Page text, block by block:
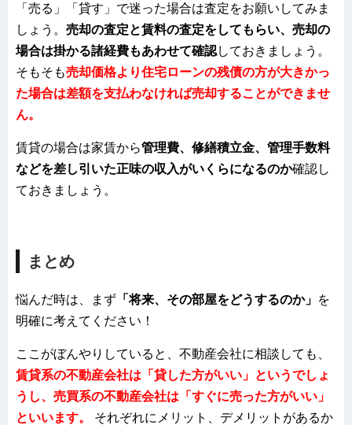
「売る」「貸す」で迷った場合は査定をお願いしてみま
しょう。 売却の査定と賃料の査定をしてもらい、売却の
場合は掛かる諸経費もあわせて確認しておきましょう。
そもそも売却価格より住宅ローンの残債の方が大きかっ
た場合は差額を支払わなければ売却することができませ
ん。
賃貸の場合は家賃から管理費、修繕積立金、管理手数料
などを差し引いた正味の収入がいくらになるのか確認し
ておきましょう。
まとめ
悩んだ時は、まず 「将来、その部屋をどうするのか」 を
明確に考えてください！
ここがぼんやりしていると、不動産会社に相談しても、
賃貸系の不動産会社は「貸した方がいい」というでしょ
うし、売買系の不動産会社は「すぐに売った方がいい」
といいます。
それぞれにメリット、デメリットがあるか